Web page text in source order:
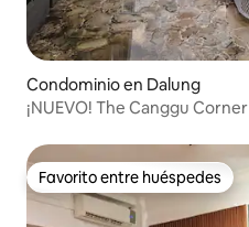
Condominio en Dalung
¡NUEVO! The Canggu Corner
Favorito entre huéspedes
Favorito entre huéspedes